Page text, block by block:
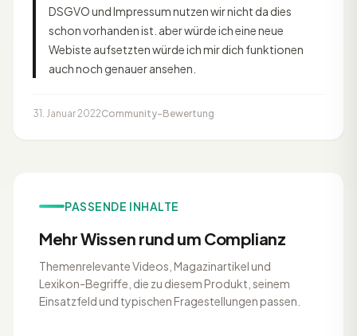
DSGVO und Impressum nutzen wir nicht da dies
schon vorhanden ist. aber würde ich eine neue
Webiste aufsetzten würde ich mir dich funktionen
auch noch genauer ansehen.
31. Januar 2022Community-Bewertung
PASSENDE INHALTE
Mehr Wissen rund um Complianz
Themenrelevante Videos, Magazinartikel und
Lexikon-Begriffe, die zu diesem Produkt, seinem
Einsatzfeld und typischen Fragestellungen passen.